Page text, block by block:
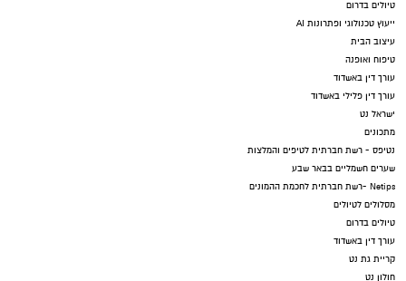
טיולים בדרום
ייעוץ טכנולוגי ופתרונות AI
עיצוב הבית
טיפוח ואופנה
עורך דין באשדוד
עורך דין פלילי באשדוד
ישראל נט
מתכונים
נטיפס - רשת חברתית לטיפים והמלצות
שערים חשמליים בבאר שבע
Netips -רשת חברתית לחכמת ההמונים
מסלולים לטיולים
טיולים בדרום
עורך דין באשדוד
קריית גת נט
חולון נט